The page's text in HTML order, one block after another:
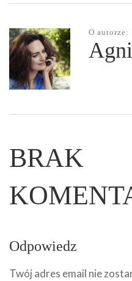
O autorze:
BRAK
Odpowiedz
Twój adres email nie